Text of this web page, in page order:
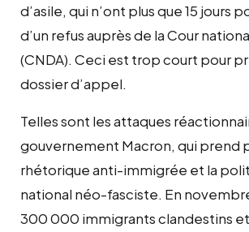
d’asile, qui n’ont plus que 15 jours
d’un refus auprès de la Cour
(CNDA). Ceci est trop court pour
dossier d’appel.
Telles sont les attaques
gouvernement Macron, qui prend
rhétorique anti-immigrée et la
national néo-fasciste. En
300 000 immigrants clandestins